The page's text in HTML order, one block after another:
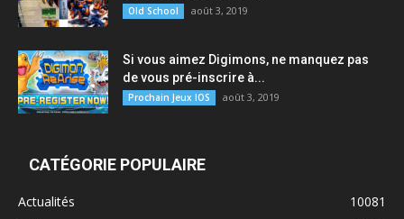
Old School août 3, 2019
Si vous aimez Digimons, ne manquez pas
de vous pré-inscrire à...
Prochain Jeux IOS août 3, 2019
CATÉGORIE POPULAIRE
Actualités
10081